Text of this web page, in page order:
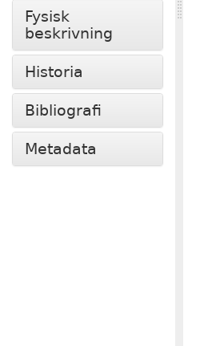
Fysisk
beskrivning
Historia
Bibliografi
Metadata